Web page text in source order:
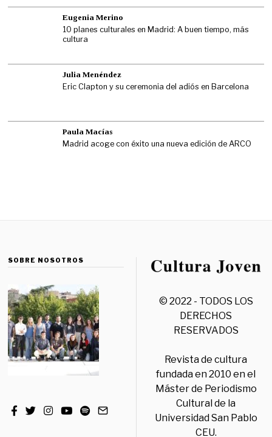
Eugenia Merino
10 planes culturales en Madrid: A buen tiempo, más
cultura
Julia Menéndez
Eric Clapton y su ceremonia del adiós en Barcelona
Paula Macías
Madrid acoge con éxito una nueva edición de ARCO
SOBRE NOSOTROS
© 2022 - TODOS LOS
DERECHOS
RESERVADOS
Revista de cultura
fundada en 2010 en el
Máster de Periodismo
Cultural de la
Universidad San Pablo
CEU.